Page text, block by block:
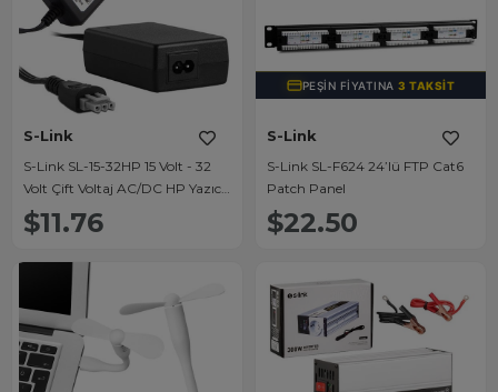
S-Link
S-Link SL-15-32HP 15 Volt - 32
Volt Çift Voltaj AC/DC HP Yazıcı
Adaptörü
$11.76
PEŞIN FIYATINA3 TAKSIT
S-Link
S-Link SL-F624 24’lü FTP Cat6
Patch Panel
$22.50